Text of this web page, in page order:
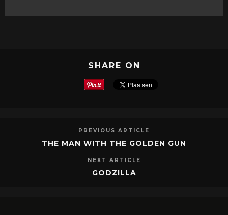
SHARE ON
PREVIOUS ARTICLE
THE MAN WITH THE GOLDEN GUN
NEXT ARTICLE
GODZILLA